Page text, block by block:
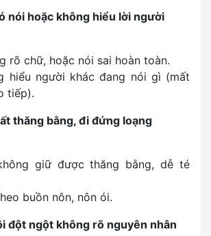
nói hoặc không hiểu lời người
rõ chữ, hoặc nói sai hoàn toàn.
hiểu người khác đang nói gì (mất
tiếp).
thăng bằng, đi đứng loạng
giữ được thăng bằng, dễ té
buồn nôn, nôn ói.
đột ngột không rõ nguyên nhân